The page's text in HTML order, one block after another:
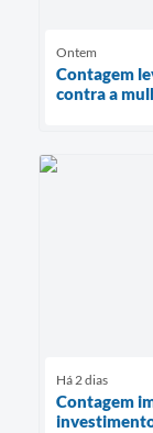
Ontem
Contagem
contra a
Há 2 dias
Contagem